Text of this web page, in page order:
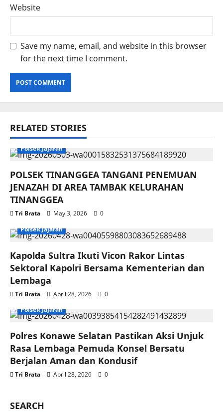
Website
Save my name, email, and website in this browser
for the next time I comment.
RELATED STORIES
Polsek Jajaran
POLSEK TINANGGEA TANGANI PENEMUAN
JENAZAH DI AREA TAMBAK KELURAHAN
TINANGGEA
Tri Brata May 3, 2026
0
Polsek Jajaran
Kapolda Sultra Ikuti Vicon Rakor Lintas
Sektoral Kapolri Bersama Kementerian dan
Lembaga
Tri Brata April 28, 2026
0
Polsek Jajaran
Polres Konawe Selatan Pastikan Aksi Unjuk
Rasa Lembaga Pemuda Konsel Bersatu
Berjalan Aman dan Kondusif
Tri Brata April 28, 2026 0
SEARCH